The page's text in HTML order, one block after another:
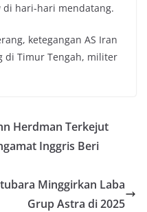
di hari-hari mendatang.
ketegangan AS Iran
di Timur Tengah, militer
Herdman Terkejut
Inggris Beri
Minggirkan Laba
Grup Astra di 2025